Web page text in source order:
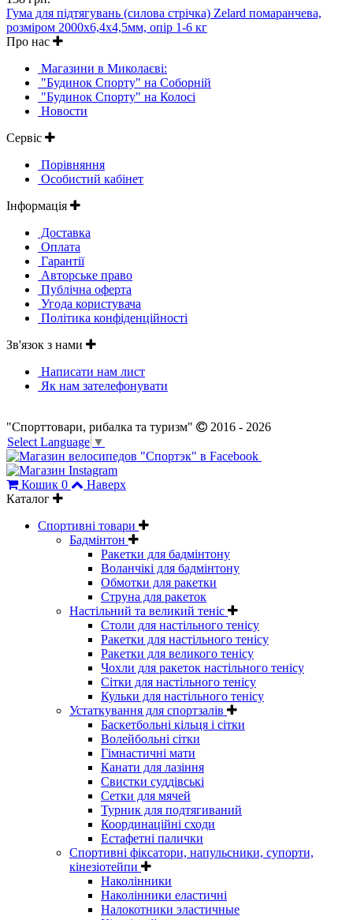
Гума для підтягувань (силова стрічка) Zelard помаранчева,
розміром 2000x6,4x4,5мм, опір 1-6 кг
Про нас
Магазини в Миколаєві:
"Будинок Спорту" на Соборній
"Будинок Спорту" на Колосі
Новости
Сервіс
Порівняння
Особистий кабінет
Інформація
Доставка
Оплата
Гарантії
Авторське право
Публічна оферта
Угода користувача
Політика конфіденційності
Зв'язок з нами
Написати нам лист
Як нам зателефонувати
"Спорттовари, рибалка та туризм"
2016 - 2026
Select Language ▼
Кошик 0
Наверх
Каталог
Спортивні товари
Бадмінтон
Ракетки для бадмінтону
Воланчікі для бадмінтону
Обмотки для ракетки
Струна для ракеток
Настільний та великий теніс
Столи для настільного тенісу
Ракетки для настільного тенісу
Ракетки для великого тенісу
Чохли для ракеток настільного тенісу
Сітки для настільного тенісу
Кульки для настільного тенісу
Устаткування для спортзалів
Баскетбольні кільця і сітки
Волейбольні сітки
Гімнастичні мати
Канати для лазіння
Свистки суддівські
Сетки для мячей
Турник для подтягиваний
Координаційні сходи
Естафетні палички
Спортивні фіксатори, напульсники, супорти,
кінезіотейпи
Наколінники
Наколінники еластичні
Налокотники эластичные